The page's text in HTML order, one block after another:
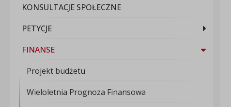
KONSULTACJE SPOŁECZNE
PETYCJE
FINANSE
Projekt budżetu
Wieloletnia Prognoza Finansowa